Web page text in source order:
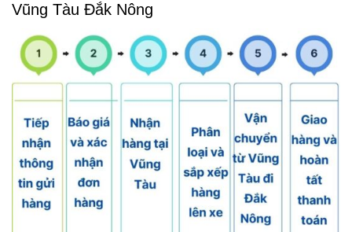
Vũng Tàu Đắk Nông